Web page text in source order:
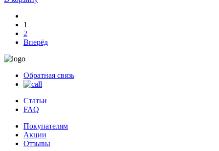
1
2
Вперёд
Обратная связь
Статьи
FAQ
Покупателям
Акции
Отзывы